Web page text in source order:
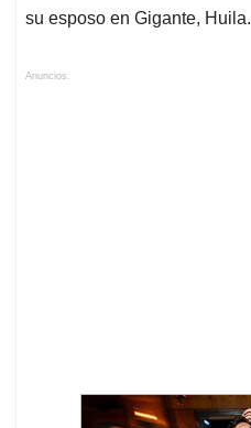
su esposo en Gigante, Huila.
Anuncios.